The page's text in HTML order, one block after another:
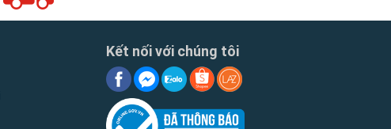
Kết nối với chúng tôi